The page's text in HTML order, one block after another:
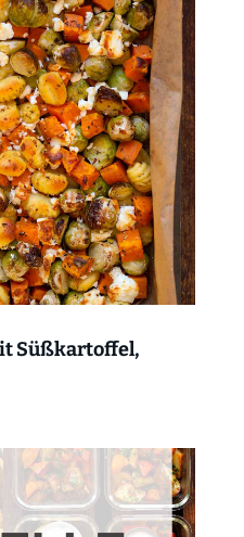
Süßkartoffel,